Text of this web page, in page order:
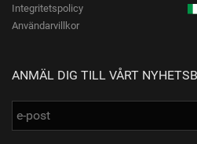
Integritetspolicy
Användarvillkor
ANMÄL DIG TILL VÅRT